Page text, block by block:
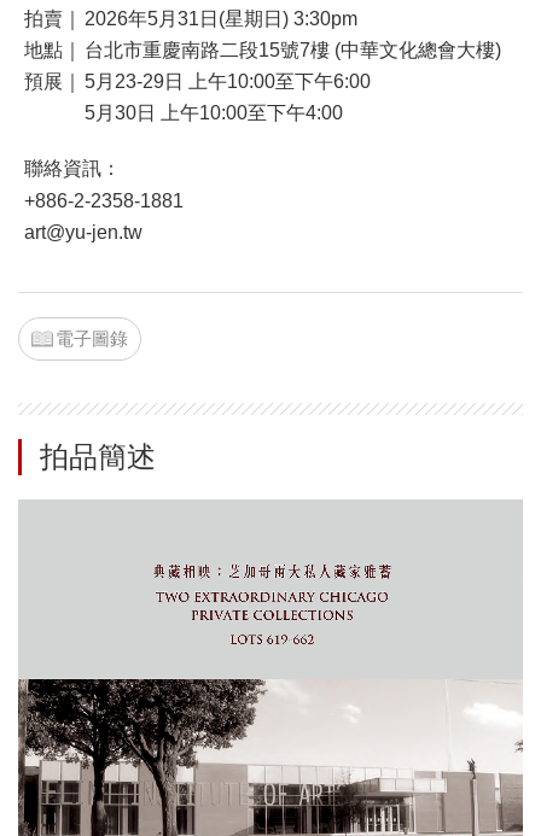
拍賣｜
2026年5月31日(星期日) 3:30pm
地點｜
台北市重慶南路二段15號7樓 (中華文化總會大樓)
預展｜
5月23-29日 上午10:00至下午6:00
5月30日 上午10:00至下午4:00
聯絡資訊：
+886-2-2358-1881
art@yu-jen.tw
電子圖錄
拍品簡述